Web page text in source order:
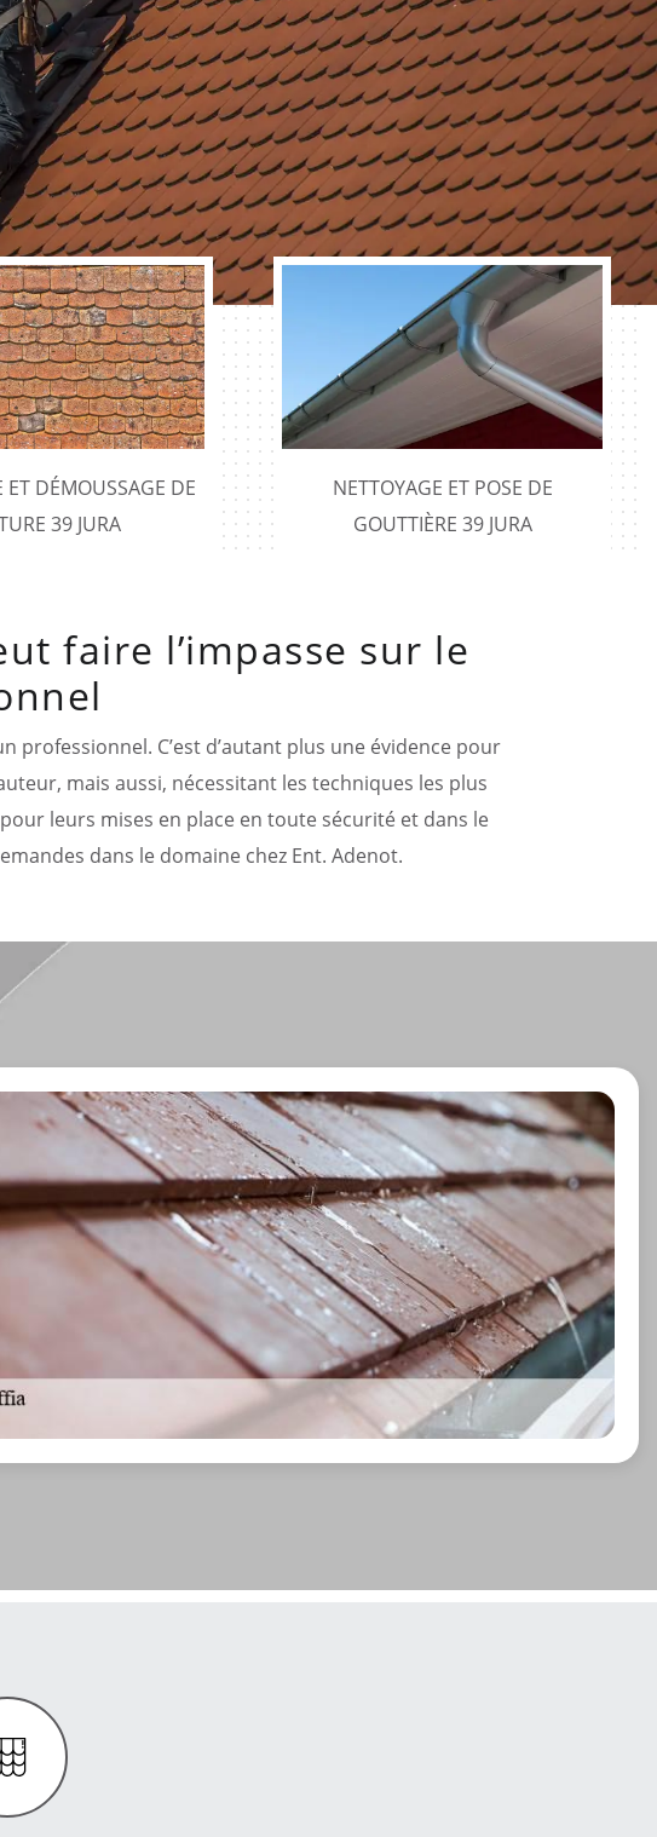
ET DÉMOUSSAGE DE
39 JURA
NETTOYAGE ET POSE DE
GOUTTIÈRE 39 JURA
faire l’impasse sur le
C’est d’autant plus une évidence pour
mais aussi, nécessitant les techniques les plus
leurs mises en place en toute sécurité et dans le
dans le domaine chez Ent. Adenot.